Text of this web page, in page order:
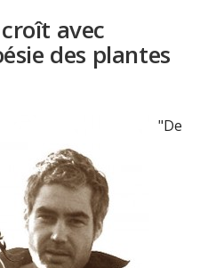
avec
des plantes
"De